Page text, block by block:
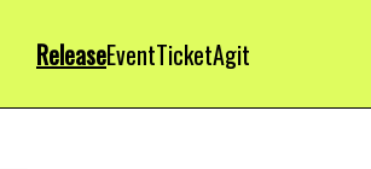
ReleaseEventTicketAgit